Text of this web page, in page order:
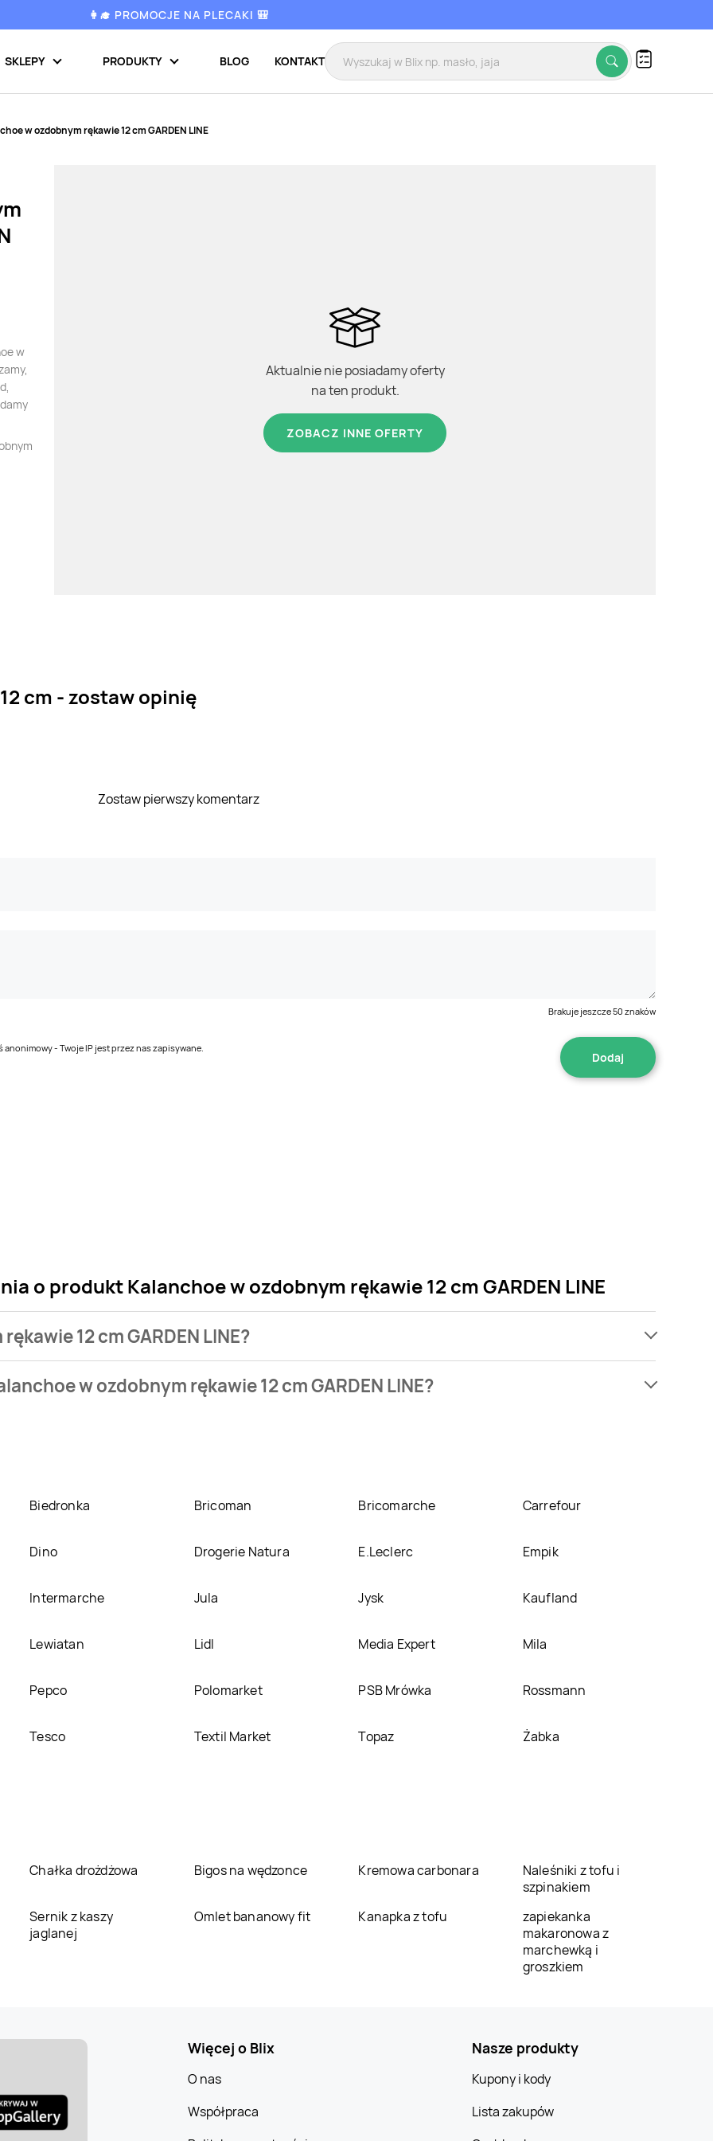
👩‍🎓 PROMOCJE NA PLECAKI 🎒
SKLEPY PRODUKTY BLOG KONTAKT
w ozdobnym rękawie 12 cm GARDEN LINE
w
Aktualnie nie posiadamy oferty
na ten produkt.
ZOBACZ INNE OFERTY
cm - zostaw opinię
Zostaw pierwszy komentarz
Brakuje jeszcze50 znaków
anonimowy - Twoje IP jest przez nas zapisywane.
o produkt Kalanchoe w ozdobnym rękawie 12 cm GARDEN LINE
12 cm GARDEN LINE?
zł.
w ozdobnym rękawie 12 cm GARDEN LINE?
Biedronka Bricoman Bricomarche Carrefour
Dino Drogerie Natura E.Leclerc Empik
Intermarche Jula Jysk Kaufland
Lewiatan Lidl Media Expert Mila
Pepco Polomarket PSB Mrówka Rossmann
Tesco Textil Market Topaz Żabka
Chałka drożdżowa Bigos na wędzonce Kremowa carbonara
Naleśniki z tofu i
szpinakiem
Sernik z kaszy
jaglanej
Omlet bananowy fit Kanapka z tofu
zapiekanka
makaronowa z
marchewką i
groszkiem
Więcej o Blix
O nas
Współpraca
Nasze produkty
Kupony i kody
Lista zakupów